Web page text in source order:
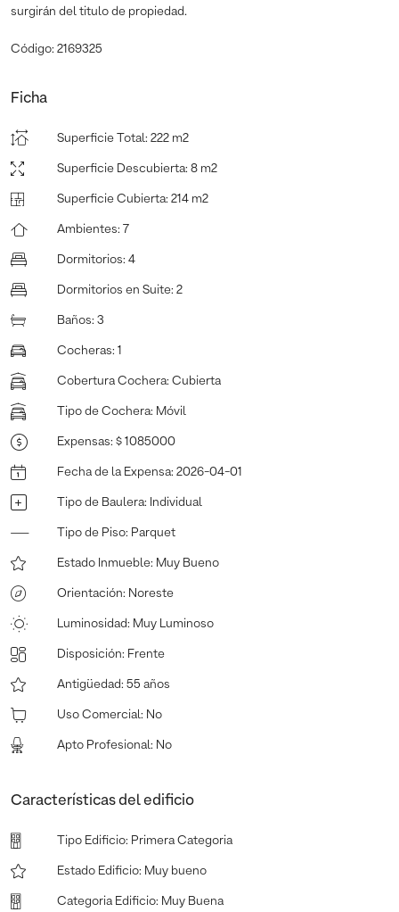
surgirán del titulo de propiedad.
Código: 2169325
Ficha
Superficie Total : 222 m2
Superficie Descubierta: 8 m2
Superficie Cubierta: 214 m2
Ambientes: 7
Dormitorios: 4
Dormitorios en Suite: 2
Baños: 3
Cocheras: 1
Cobertura Cochera: Cubierta
Tipo de Cochera: Móvil
Expensas: $ 1085000
Fecha de la Expensa: 2026-04-01
Tipo de Baulera: Individual
Tipo de Piso: Parquet
Estado Inmueble: Muy Bueno
Orientación: Noreste
Luminosidad: Muy Luminoso
Disposición: Frente
Antigüedad: 55 años
Uso Comercial : No
Apto Profesional : No
Características del edificio
Tipo Edificio: Primera Categoria
Estado Edificio: Muy bueno
Categoria Edificio: Muy Buena